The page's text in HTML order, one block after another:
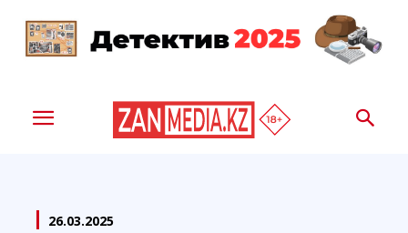
26.03.2025